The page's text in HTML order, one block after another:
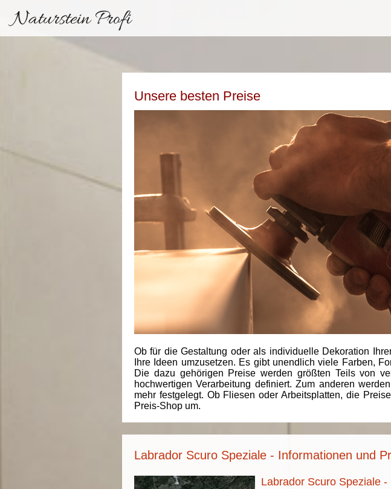
Naturstein Profi
Unsere besten Preise
Ob für die Gestaltung oder als individuelle Dekoration
Ihre Ideen umzusetzen. Es gibt unendlich viele Farben,
Die dazu gehörigen Preise werden größten Teils von
hochwertigen Verarbeitung definiert. Zum anderen
mehr festgelegt. Ob Fliesen oder Arbeitsplatten, die
Preis-Shop um.
Labrador Scuro Speziale - Informationen und
Labrador Scuro Speziale